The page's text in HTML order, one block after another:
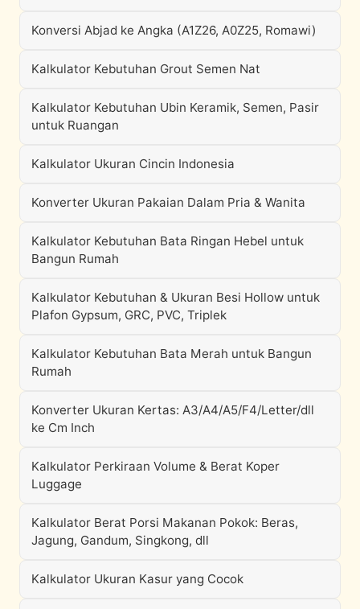
Konversi Abjad ke Angka (A1Z26, A0Z25, Romawi)
Kalkulator Kebutuhan Grout Semen Nat
Kalkulator Kebutuhan Ubin Keramik, Semen, Pasir
untuk Ruangan
Kalkulator Ukuran Cincin Indonesia
Konverter Ukuran Pakaian Dalam Pria & Wanita
Kalkulator Kebutuhan Bata Ringan Hebel untuk
Bangun Rumah
Kalkulator Kebutuhan & Ukuran Besi Hollow untuk
Plafon Gypsum, GRC, PVC, Triplek
Kalkulator Kebutuhan Bata Merah untuk Bangun
Rumah
Konverter Ukuran Kertas: A3/A4/A5/F4/Letter/dll
ke Cm Inch
Kalkulator Perkiraan Volume & Berat Koper
Luggage
Kalkulator Berat Porsi Makanan Pokok: Beras,
Jagung, Gandum, Singkong, dll
Kalkulator Ukuran Kasur yang Cocok